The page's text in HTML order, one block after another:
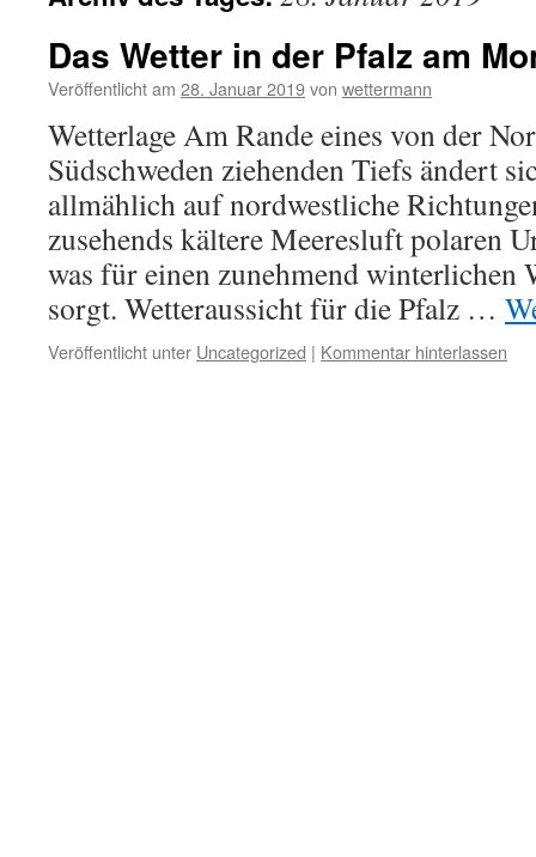
Das Wetter in der Pfalz am
Veröffentlicht am 28. Januar 2019von wettermann
Wetterlage Am Rande eines von der
Südschweden ziehenden Tiefs ändert
allmählich auf nordwestliche
zusehends kältere Meeresluft polaren
was für einen zunehmend winterlichen
sorgt. Wetteraussicht für die Pfalz …
Veröffentlicht unter Uncategorized | Kommentar hinterlassen